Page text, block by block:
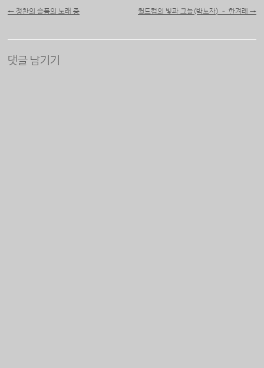
← 정찬의 슬픔의 노래 중 월드컵의 빛과 그늘(박노자) – 한겨레 →
댓글 남기기